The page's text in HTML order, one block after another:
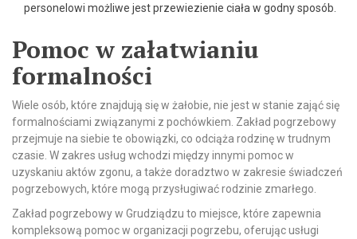
personelowi możliwe jest przewiezienie ciała w godny sposób.
Pomoc w załatwianiu
formalności
Wiele osób, które znajdują się w żałobie, nie jest w stanie zająć się
formalnościami związanymi z pochówkiem. Zakład pogrzebowy
przejmuje na siebie te obowiązki, co odciąża rodzinę w trudnym
czasie. W zakres usług wchodzi między innymi pomoc w
uzyskaniu aktów zgonu, a także doradztwo w zakresie świadczeń
pogrzebowych, które mogą przysługiwać rodzinie zmarłego.
Zakład pogrzebowy w Grudziądzu to miejsce, które zapewnia
kompleksową pomoc w organizacji pogrzebu, oferując usługi